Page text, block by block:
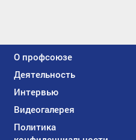
О профсоюзе
Деятельность
Интервью
Видеогалерея
Политика